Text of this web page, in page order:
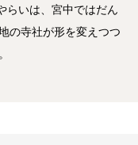
らいは、宮中ではだん
の寺社が形を変えつつ